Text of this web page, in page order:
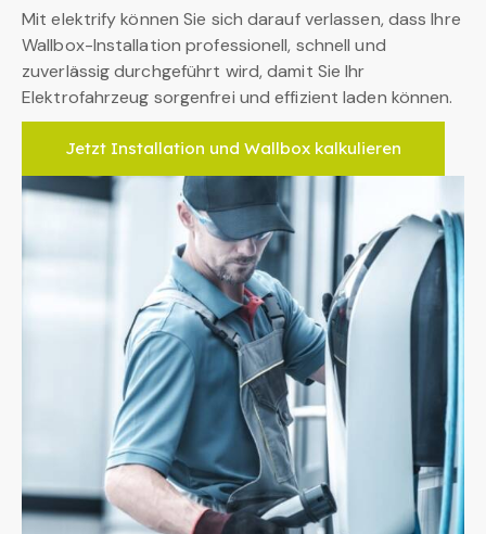
Mit elektrify können Sie sich darauf verlassen, dass Ihre
Wallbox-Installation professionell, schnell und
zuverlässig durchgeführt wird, damit Sie Ihr
Elektrofahrzeug sorgenfrei und effizient laden können.
Jetzt Installation und Wallbox kalkulieren